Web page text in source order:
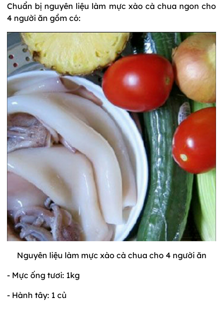
Chuẩn bị nguyên liệu làm mực xào cà chua ngon cho
4 người ăn gồm có:
Nguyên liệu làm mực xào cà chua cho 4 người ăn
- Mực ống tươi: 1kg
- Hành tây: 1 củ